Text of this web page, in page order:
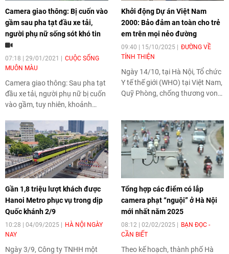
Camera giao thông: Bị cuốn vào
gầm sau pha tạt đầu xe tải,
người phụ nữ sống sót khó tin
07:18 | 29/01/2021
CUỘC SỐNG
MUÔN MÀU
Camera giao thông: Sau pha tạt
đầu xe tải, người phụ nữ bị cuốn
vào gầm, tuy nhiên, khoảnh
người không khỏi bất ngờ.
Khởi động Dự án Việt Nam
2000: Bảo đảm an toàn cho trẻ
em trên mọi nẻo đường
09:40 | 15/10/2025
ĐƯỜNG VỀ
TÍNH THIỆN
Ngày 14/10, tại Hà Nội, Tổ chức
Y tế thế giới (WHO) tại Việt Nam,
Quỹ Phòng, chống thương vong
nhằm hỗ trợ Chính phủ Việt
Nam tăng cường an toàn giao
thông đường bộ cho trẻ em và
thanh thiếu niên.
Gần 1,8 triệu lượt khách được
Hanoi Metro phục vụ trong dịp
Quốc khánh 2/9
10:28 | 04/09/2025
HÀ NỘI NGÀY
NAY
Ngày 3/9, Công ty TNHH một
Tổng hợp các điểm có lắp
camera phạt “nguội” ở Hà Nội
mới nhất năm 2025
08:12 | 02/02/2025
BẠN ĐỌC -
CẦN BIẾT
Theo kế hoạch, thành phố Hà